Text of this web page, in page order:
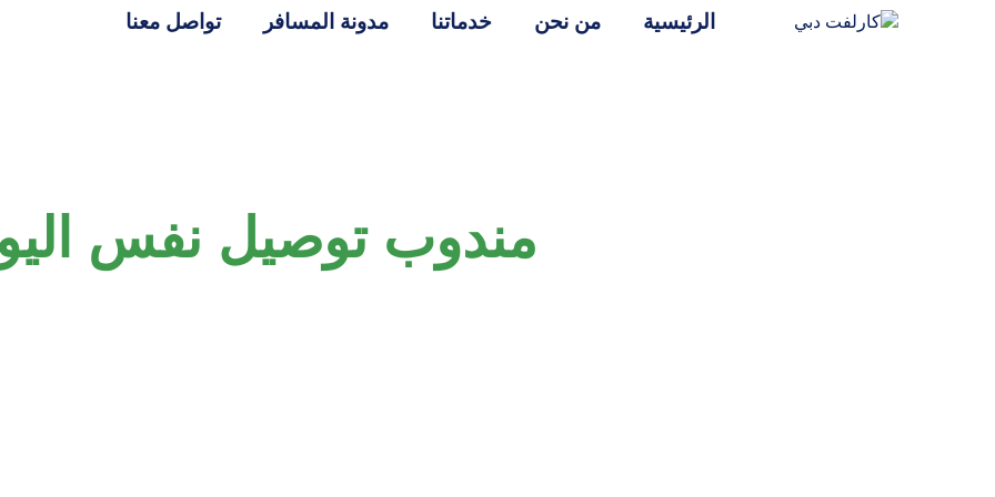
الرئيسية من نحن خدماتنا مدونة المسافر تواصل معنا
مندوب توصيل نفس